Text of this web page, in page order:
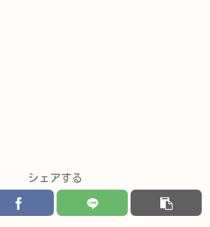
シェアする